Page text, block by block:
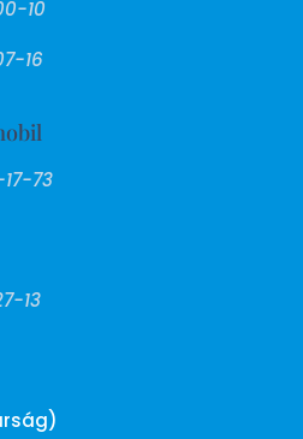
10
16
73
13